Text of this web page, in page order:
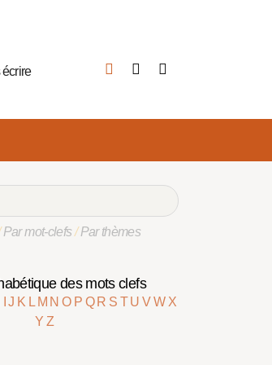
Par mot-clefs/Par thèmes
des mots clefs
IJ K L M NO P Q R S TUVW X
Y Z